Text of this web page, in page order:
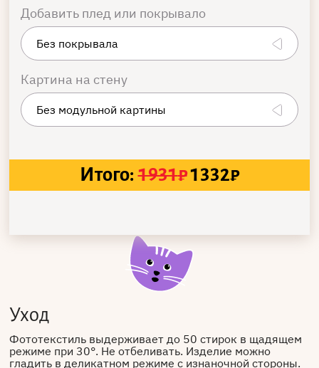
Добавить плед или покрывало
Картина на стену
Итого: 1931₽1332₽
Уход
Фототекстиль выдерживает до 50 стирок в щадящем
режиме при 30°. Не отбеливать. Изделие можно
гладить в деликатном режиме с изнаночной стороны.